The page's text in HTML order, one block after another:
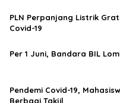
PLN Perpanjang Listrik
Covid-19
Per 1 Juni, Bandara BIL
Pendemi Covid-19,
Berbagi Takjil